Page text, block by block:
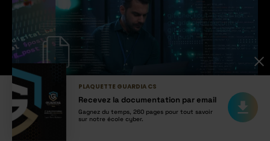
Métier
Chef de produit cybersécurité
PLAQUETTE GUARDIA CS
Recevez la documentation par email
Gagnez du temps, 260 pages pour tout savoir
sur notre école cyber.